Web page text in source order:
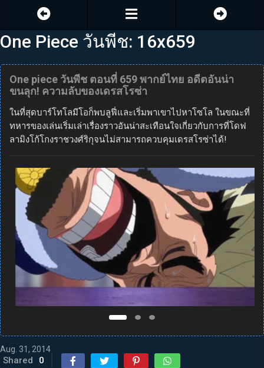
One Piece วันพีช: 16x659
One piece วันพีช ตอนที่ 659 พากย์ไทย อดีตอันน่า
ขนลุก! ความลับของเดรสโรซ่า
ในที่สุดบาร์โทโลมีโอก็พบลูฟี่และเริ่มพาเขาไปหาโซโล ในขณะที่
ทหารของเล่นเริ่มเล่าเรื่องราวอันน่าสะเทือนใจเกี่ยวกับการที่โดฟ
ลามิงโก้โกงราชวงศ์ริกุจนไม่สามารถควบคุมเดรสโรซ่าได้!
Aug. 31, 2014
Shared 0